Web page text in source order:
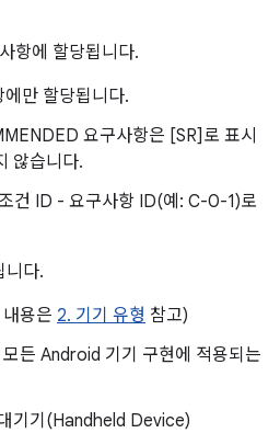
항에 할당됩니다.
만 할당됩니다.
요구사항은 [SR]로 표시
않습니다.
건 ID - 요구사항 ID(예: C-0-1)로
니다.
용은 2. 기기 유형 참고)
든 Android 기기 구현에 적용되는
기기(Handheld Device)